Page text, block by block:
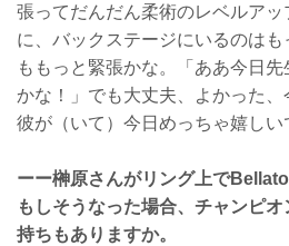
張ってだんだん柔術のレベルアッ
に、バックステージにいるのは
ももっと緊張かな。「ああ今日
かな！」でも大丈夫、よかった
彼が（いて）今日めっちゃ嬉しい
ーー榊原さんがリング上で
もしそうなった場合、チャンピ
持ちもありますか。